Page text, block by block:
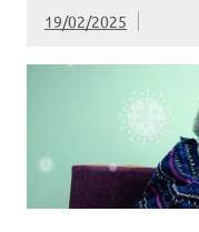
19/02/2025